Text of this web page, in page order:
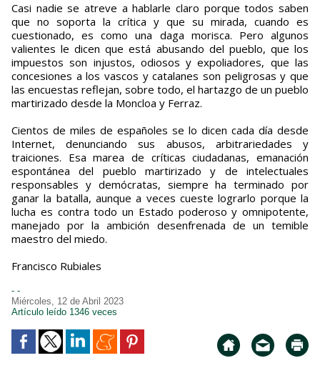
Casi nadie se atreve a hablarle claro porque todos saben
que no soporta la crítica y que su mirada, cuando es
cuestionado, es como una daga morisca. Pero algunos
valientes le dicen que está abusando del pueblo, que los
impuestos son injustos, odiosos y expoliadores, que las
concesiones a los vascos y catalanes son peligrosas y que
las encuestas reflejan, sobre todo, el hartazgo de un pueblo
martirizado desde la Moncloa y Ferraz.
Cientos de miles de españoles se lo dicen cada día desde
Internet, denunciando sus abusos, arbitrariedades y
traiciones. Esa marea de críticas ciudadanas, emanación
espontánea del pueblo martirizado y de intelectuales
responsables y demócratas, siempre ha terminado por
ganar la batalla, aunque a veces cueste lograrlo porque la
lucha es contra todo un Estado poderoso y omnipotente,
manejado por la ambición desenfrenada de un temible
maestro del miedo.
Francisco Rubiales
- -
Miércoles, 12 de Abril 2023
Artículo leído 1346 veces